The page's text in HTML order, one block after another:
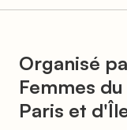
Organisé
Femmes
Paris et